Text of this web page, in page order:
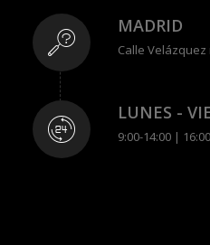
MADRID
Calle Velázquez
LUNES -
9:00-14:00 |